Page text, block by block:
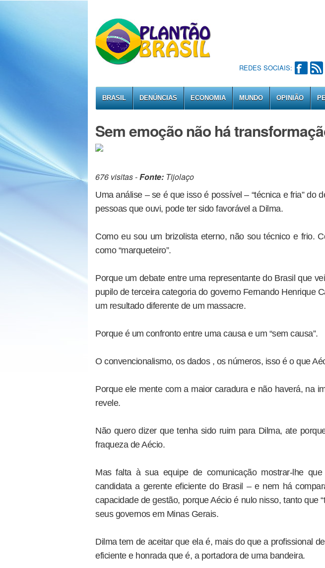
REDES SOCIAIS:
BRASIL DENÚNCIAS ECONOMIA MUNDO OPINIÃO
Sem emoção não há
676 visitas -Fonte: Tijolaço
Uma análise – se é que isso é possível – “técnica e fria” do
pessoas que ouvi, pode ter sido favorável a Dilma.
Como eu sou um brizolista eterno, não sou técnico e frio.
como “marqueteiro”.
Porque um debate entre uma representante do Brasil que
pupilo de terceira categoria do governo Fernando Henrique
um resultado diferente de um massacre.
Porque é um confronto entre uma causa e um “sem causa”.
O convencionalismo, os dados , os números, isso é o que
Porque ele mente com a maior caradura e não haverá, na
revele.
Não quero dizer que tenha sido ruim para Dilma, ate
fraqueza de Aécio.
Mas falta à sua equipe de comunicação mostrar-lhe
candidata a gerente eficiente do Brasil – e nem há
capacidade de gestão, porque Aécio é nulo nisso, tanto que
seus governos em Minas Gerais.
Dilma tem de aceitar que ela é, mais do que a profissional
eficiente e honrada que é, a portadora de uma bandeira.